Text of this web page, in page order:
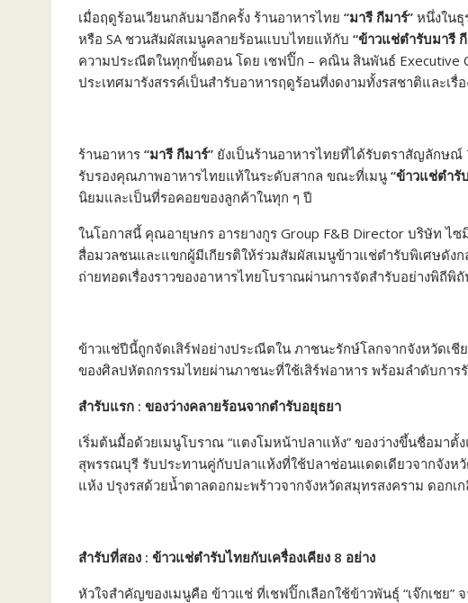
เมื่อฤดูร้อนเวียนกลับมาอีกครั้ง ร้านอาหารไทย “มารี กีมาร์” หนึ่งใน
หรือ SA ชวนสัมผัสเมนูคลายร้อนแบบไทยแท้กับ “ข้าวแช่ตำรับมารี
ความประณีตในทุกขั้นตอน โดย เชฟปิ๊ก – คณิน สินพันธ์ Executive
ประเทศมารังสรรค์เป็นสำรับอาหารฤดูร้อนที่งดงามทั้งรสชาติและเรื่อ
ร้านอาหาร “มารี กีมาร์” ยังเป็นร้านอาหารไทยที่ได้รับตราสัญลักษณ์
รับรองคุณภาพอาหารไทยแท้ในระดับสากล ขณะที่เมนู “ข้าวแช่ตำรั
นิยมและเป็นที่รอคอยของลูกค้าในทุก ๆ ปี
ในโอกาสนี้ คุณอายุษกร อารยางกูร Group F&B Director บริษัท
สื่อมวลชนและแขกผู้มีเกียรติให้ร่วมสัมผัสเมนูข้าวแช่ตำรับพิเศษดัง
ถ่ายทอดเรื่องราวของอาหารไทยโบราณผ่านการจัดสำรับอย่างพิถีพิ
ข้าวแช่ปีนี้ถูกจัดเสิร์ฟอย่างประณีตใน ภาชนะรักษ์โลกจากจังหวัดเ
ของศิลปหัตถกรรมไทยผ่านภาชนะที่ใช้เสิร์ฟอาหาร พร้อมลำดับกา
สำรับแรก : ของว่างคลายร้อนจากตำรับอยุธยา
เริ่มต้นมื้อด้วยเมนูโบราณ “แตงโมหน้าปลาแห้ง” ของว่างขึ้นชื่อมา
สุพรรณบุรี รับประทานคู่กับปลาแห้งที่ใช้ปลาช่อนแดดเดียวจากจังห
แห้ง ปรุงรสด้วยน้ำตาลดอกมะพร้าวจากจังหวัดสมุทรสงคราม ดอกเ
สำรับที่สอง : ข้าวแช่ตำรับไทยกับเครื่องเคียง 8 อย่าง
หัวใจสำคัญของเมนูคือ ข้าวแช่ ที่เชฟปิ๊กเลือกใช้ข้าวพันธุ์ “เจ๊กเชย”